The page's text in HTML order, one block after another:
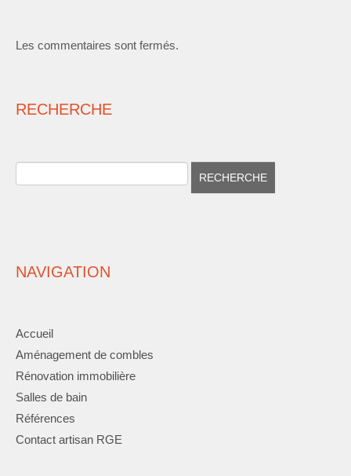
Les commentaires sont fermés.
RECHERCHE
NAVIGATION
Accueil
Aménagement de combles
Rénovation immobilière
Salles de bain
Références
Contact artisan RGE